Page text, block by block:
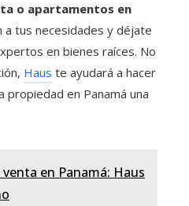
o apartamentos en
a tus necesidades y déjate
en bienes raíces. No
Haus te ayudará a hacer
en Panamá una
venta en Panamá: Haus